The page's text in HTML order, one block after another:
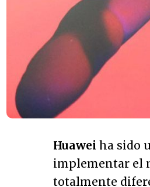
Huawei ha sido
implementar el
totalmente